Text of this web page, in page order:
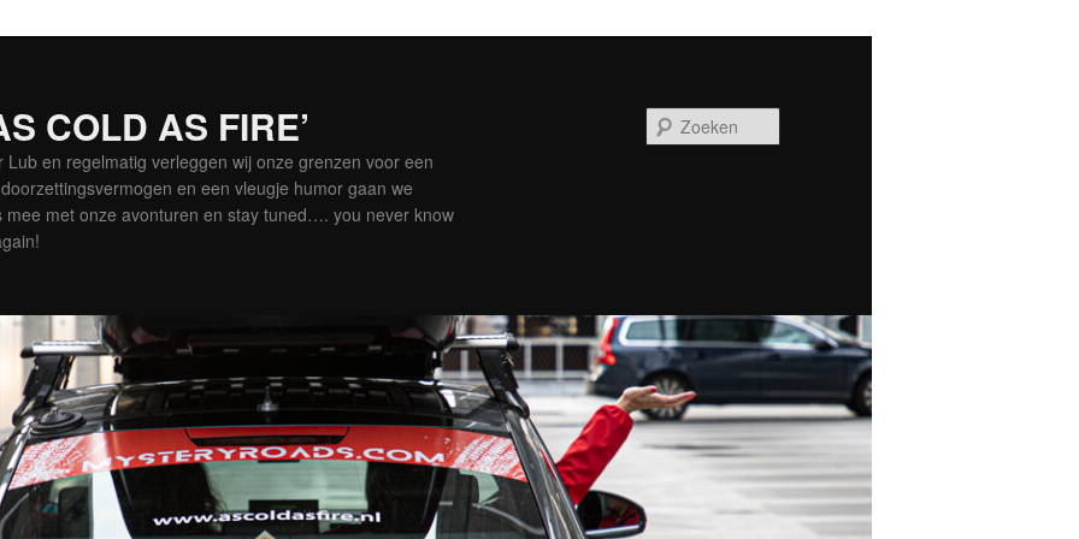
COLD AS FIRE’
Lub en regelmatig verleggen wij onze grenzen voor een
en een vleugje humor gaan we
mee met onze avonturen en stay tuned…. you never know